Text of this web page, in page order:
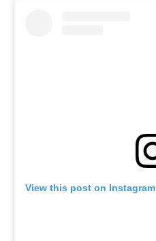
View this post on Instagram